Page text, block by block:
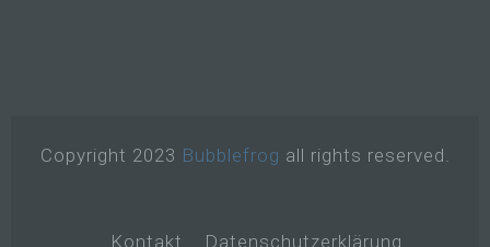
Copyright 2023 Bubblefrog all rights reserved.
Kontakt Datenschutzerklärung
natürlichen Person sind, identifiziert werden